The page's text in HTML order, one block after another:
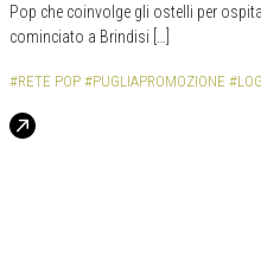
Pop che coinvolge gli ostelli per
cominciato a Brindisi […]
#RETE POP #PUGLIAPROMOZIONE